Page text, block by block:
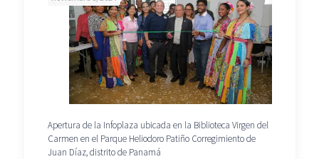
Apertura de la Infoplaza ubicada en la Biblioteca Virgen del
Carmen en el Parque Heliodoro Patiño Corregimiento de
Juan Díaz, distrito de Panamá